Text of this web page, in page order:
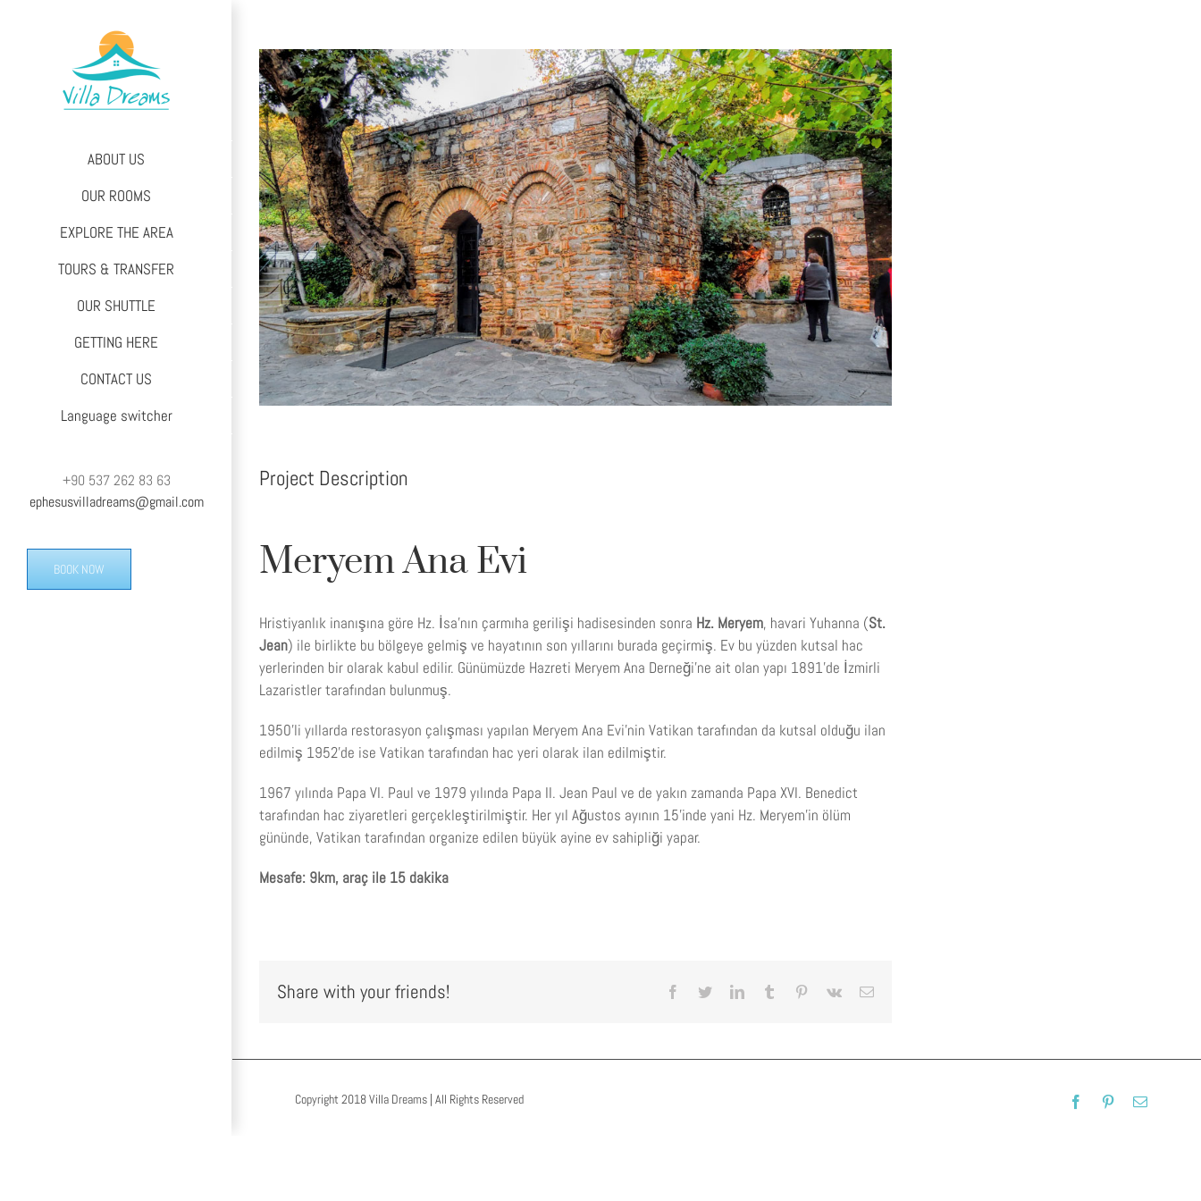
ABOUT US
OUR ROOMS
EXPLORE THE AREA
TOURS & TRANSFER
OUR SHUTTLE
GETTING HERE
CONTACT US
Language switcher
+90 537 262 83 63
ephesusvilladreams@gmail.com
BOOK NOW
Project Description
Meryem Ana Evi
Hristiyanlık inanışına göre Hz. İsa’nın çarmıha gerilişi hadisesinden sonra Hz. Meryem, havari Yuhanna (St.
Jean) ile birlikte bu bölgeye gelmiş ve hayatının son yıllarını burada geçirmiş. Ev bu yüzden kutsal hac
yerlerinden bir olarak kabul edilir. Günümüzde Hazreti Meryem Ana Derneği’ne ait olan yapı 1891’de İzmirli
Lazaristler tarafından bulunmuş.
1950’li yıllarda restorasyon çalışması yapılan Meryem Ana Evi’nin Vatikan tarafından da kutsal olduğu ilan
edilmiş 1952’de ise Vatikan tarafından hac yeri olarak ilan edilmiştir.
1967 yılında Papa VI. Paul ve 1979 yılında Papa II. Jean Paul ve de yakın zamanda Papa XVI. Benedict
tarafından hac ziyaretleri gerçekleştirilmiştir. Her yıl Ağustos ayının 15’inde yani Hz. Meryem’in ölüm
gününde, Vatikan tarafından organize edilen büyük ayine ev sahipliği yapar.
Mesafe: 9km, araç ile 15 dakika
Share with your friends! Facebook
TwitterLinkedInTumblr Pinterest
Vk Email
Copyright 2018 Villa Dreams | All Rights Reserved FacebookPinterestEmail